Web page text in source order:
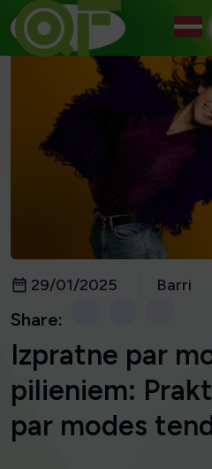
29/01/2025 Barri
Share:
Izpratne par
pilieniem:
par modes